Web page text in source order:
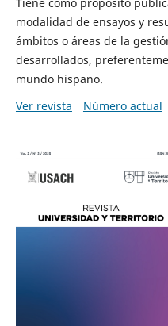
Tiene como propósito
modalidad de ensayos y
ámbitos o áreas de la
desarrollados,
mundo hispano.
Ver revista
Número actual